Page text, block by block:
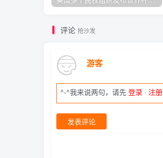
评论 抢沙发
游客
^-^我来说两句，请先 登录 · 注册
发表评论